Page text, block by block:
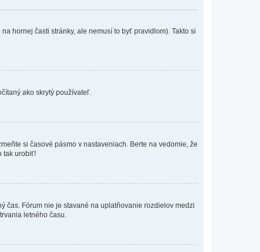
hornej časti stránky, ale nemusí to byť pravidlom). Takto si
ako skrytý používateľ.
si časové pásmo v nastaveniach. Berte na vedomie, že
tak urobiť!
čas. Fórum nie je stavané na uplatňovanie rozdielov medzi
letného času.